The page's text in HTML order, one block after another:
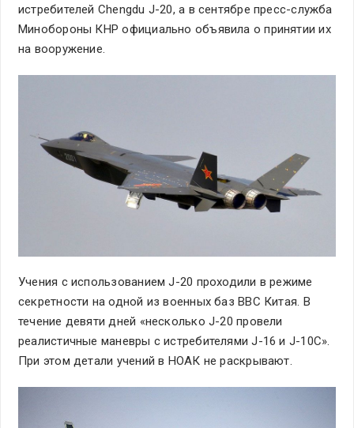
истребителей Chengdu J-20, а в сентябре пресс-служба
Минобороны КНР официально объявила о принятии их
на вооружение.
Учения с использованием J-20 проходили в режиме
секретности на одной из военных баз ВВС Китая. В
течение девяти дней «несколько J-20 провели
реалистичные маневры с истребителями J-16 и J-10C».
При этом детали учений в НОАК не раскрывают.